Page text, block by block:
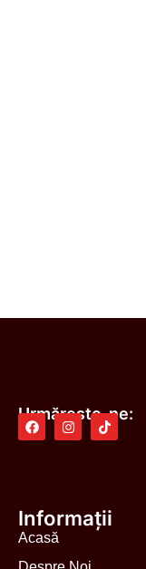
Urmărește-ne:
Informații
Acasă